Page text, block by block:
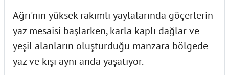
Ağrı'nın yüksek rakımlı yaylalarında göçerlerin
yaz mesaisi başlarken, karla kaplı dağlar ve
yeşil alanların oluşturduğu manzara bölgede
yaz ve kışı aynı anda yaşatıyor.